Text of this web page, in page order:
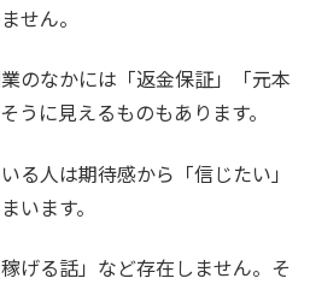
せん。
のなかには「返金保証」「元本
うに見えるものもあります。
る人は期待感から「信じたい」
います。
げる話」など存在しません。そ